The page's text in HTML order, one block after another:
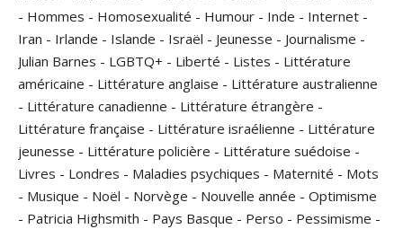
- Hommes - Homosexualité - Humour - Inde - Internet -
Iran - Irlande - Islande - Israël - Jeunesse - Journalisme -
Julian Barnes - LGBTQ+ - Liberté - Listes - Littérature
américaine - Littérature anglaise - Littérature australienne
- Littérature canadienne - Littérature étrangère -
Littérature française - Littérature israélienne - Littérature
jeunesse - Littérature policière - Littérature suédoise -
Livres - Londres - Maladies psychiques - Maternité - Mots
- Musique - Noël - Norvège - Nouvelle année - Optimisme
- Patricia Highsmith - Pays Basque - Perso - Pessimisme -